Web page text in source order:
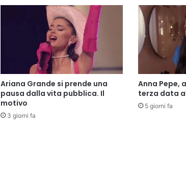
Ariana Grande si prende una
pausa dalla vita pubblica. Il
motivo
3 giorni fa
Anna Pepe,
terza data
5 giorni fa